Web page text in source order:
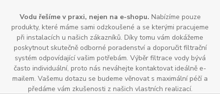
Vodu řešíme v praxi, nejen na e-shopu. Nabízíme pouze
produkty, které máme sami odzkoušené a se kterými pracujeme
při instalacích u našich zákazníků. Díky tomu vám dokážeme
poskytnout skutečně odborné poradenství a doporučit filtrační
systém odpovídající vašim potřebám. Výběr filtrace vody bývá
často individuální, proto nás neváhejte kontaktovat ideálně e-
mailem. Vašemu dotazu se budeme věnovat s maximální péčí a
předáme vám zkušenosti z našich vlastních realizací.